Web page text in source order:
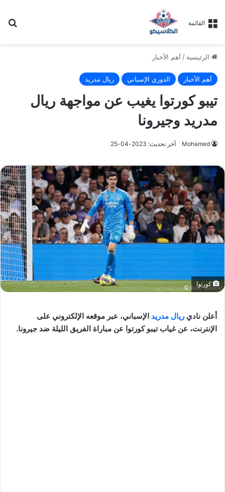
القائمة
الرئيسية / أهم الأخبار
أهم الأخبار الدوري الإسباني ريال مدريد
تيبو كورتوا يغيب عن مواجهة ريال
مدريد وجيرونا
Mohamed آخر تحديث: 2023-04-25
كورتوا
أعلن نادي ريال مدريد الإسباني، عبر موقعه الإلكتروني على
الإنترنت، عن غياب تيبو كورتوا عن مباراة الفريق الليلة ضد جيرونا.